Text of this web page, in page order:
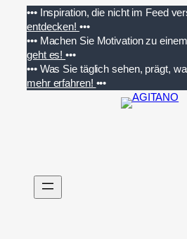
Inhalt
springen
••• Inspiration, die nicht im Feed
entdecken! •••
••• Machen Sie Motivation zu
geht es!•••
••• Was Sie täglich sehen, prägt,
mehr erfahren! •••